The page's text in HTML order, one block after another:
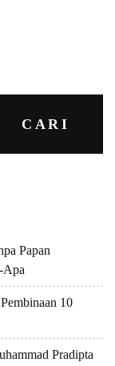
CARI
Papan
Apa
10
Pradipta